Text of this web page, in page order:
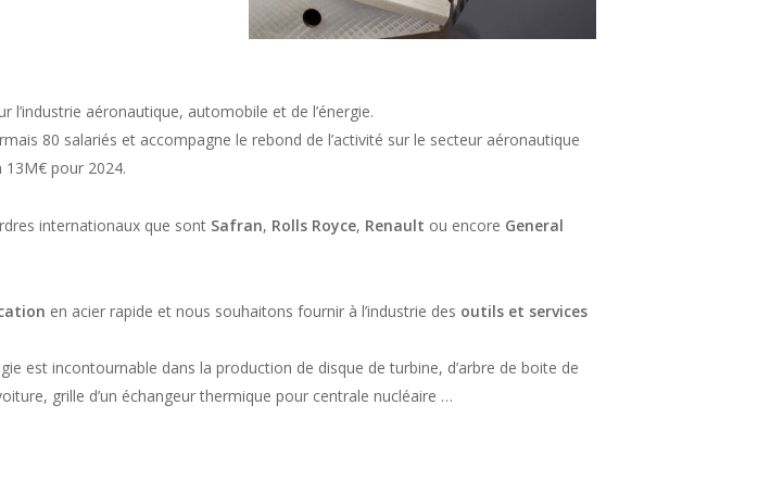
aéronautique, automobile et de l’énergie.
80 salariés et accompagne le rebond de l’activité sur le secteur aéronautique
13M€ pour 2024.
internationaux que sont Safran, Rolls Royce, Renault ou encore General
en acier rapide et nous souhaitons fournir à l’industrie des outils et services
est incontournable dans la production de disque de turbine, d’arbre de boite de
grille d’un échangeur thermique pour centrale nucléaire …